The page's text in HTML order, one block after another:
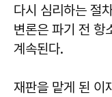
다시 심리하는 절
변론은 파기 전 항
계속된다.
재판을 맡게 된 이